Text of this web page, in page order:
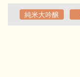
純米大吟醸